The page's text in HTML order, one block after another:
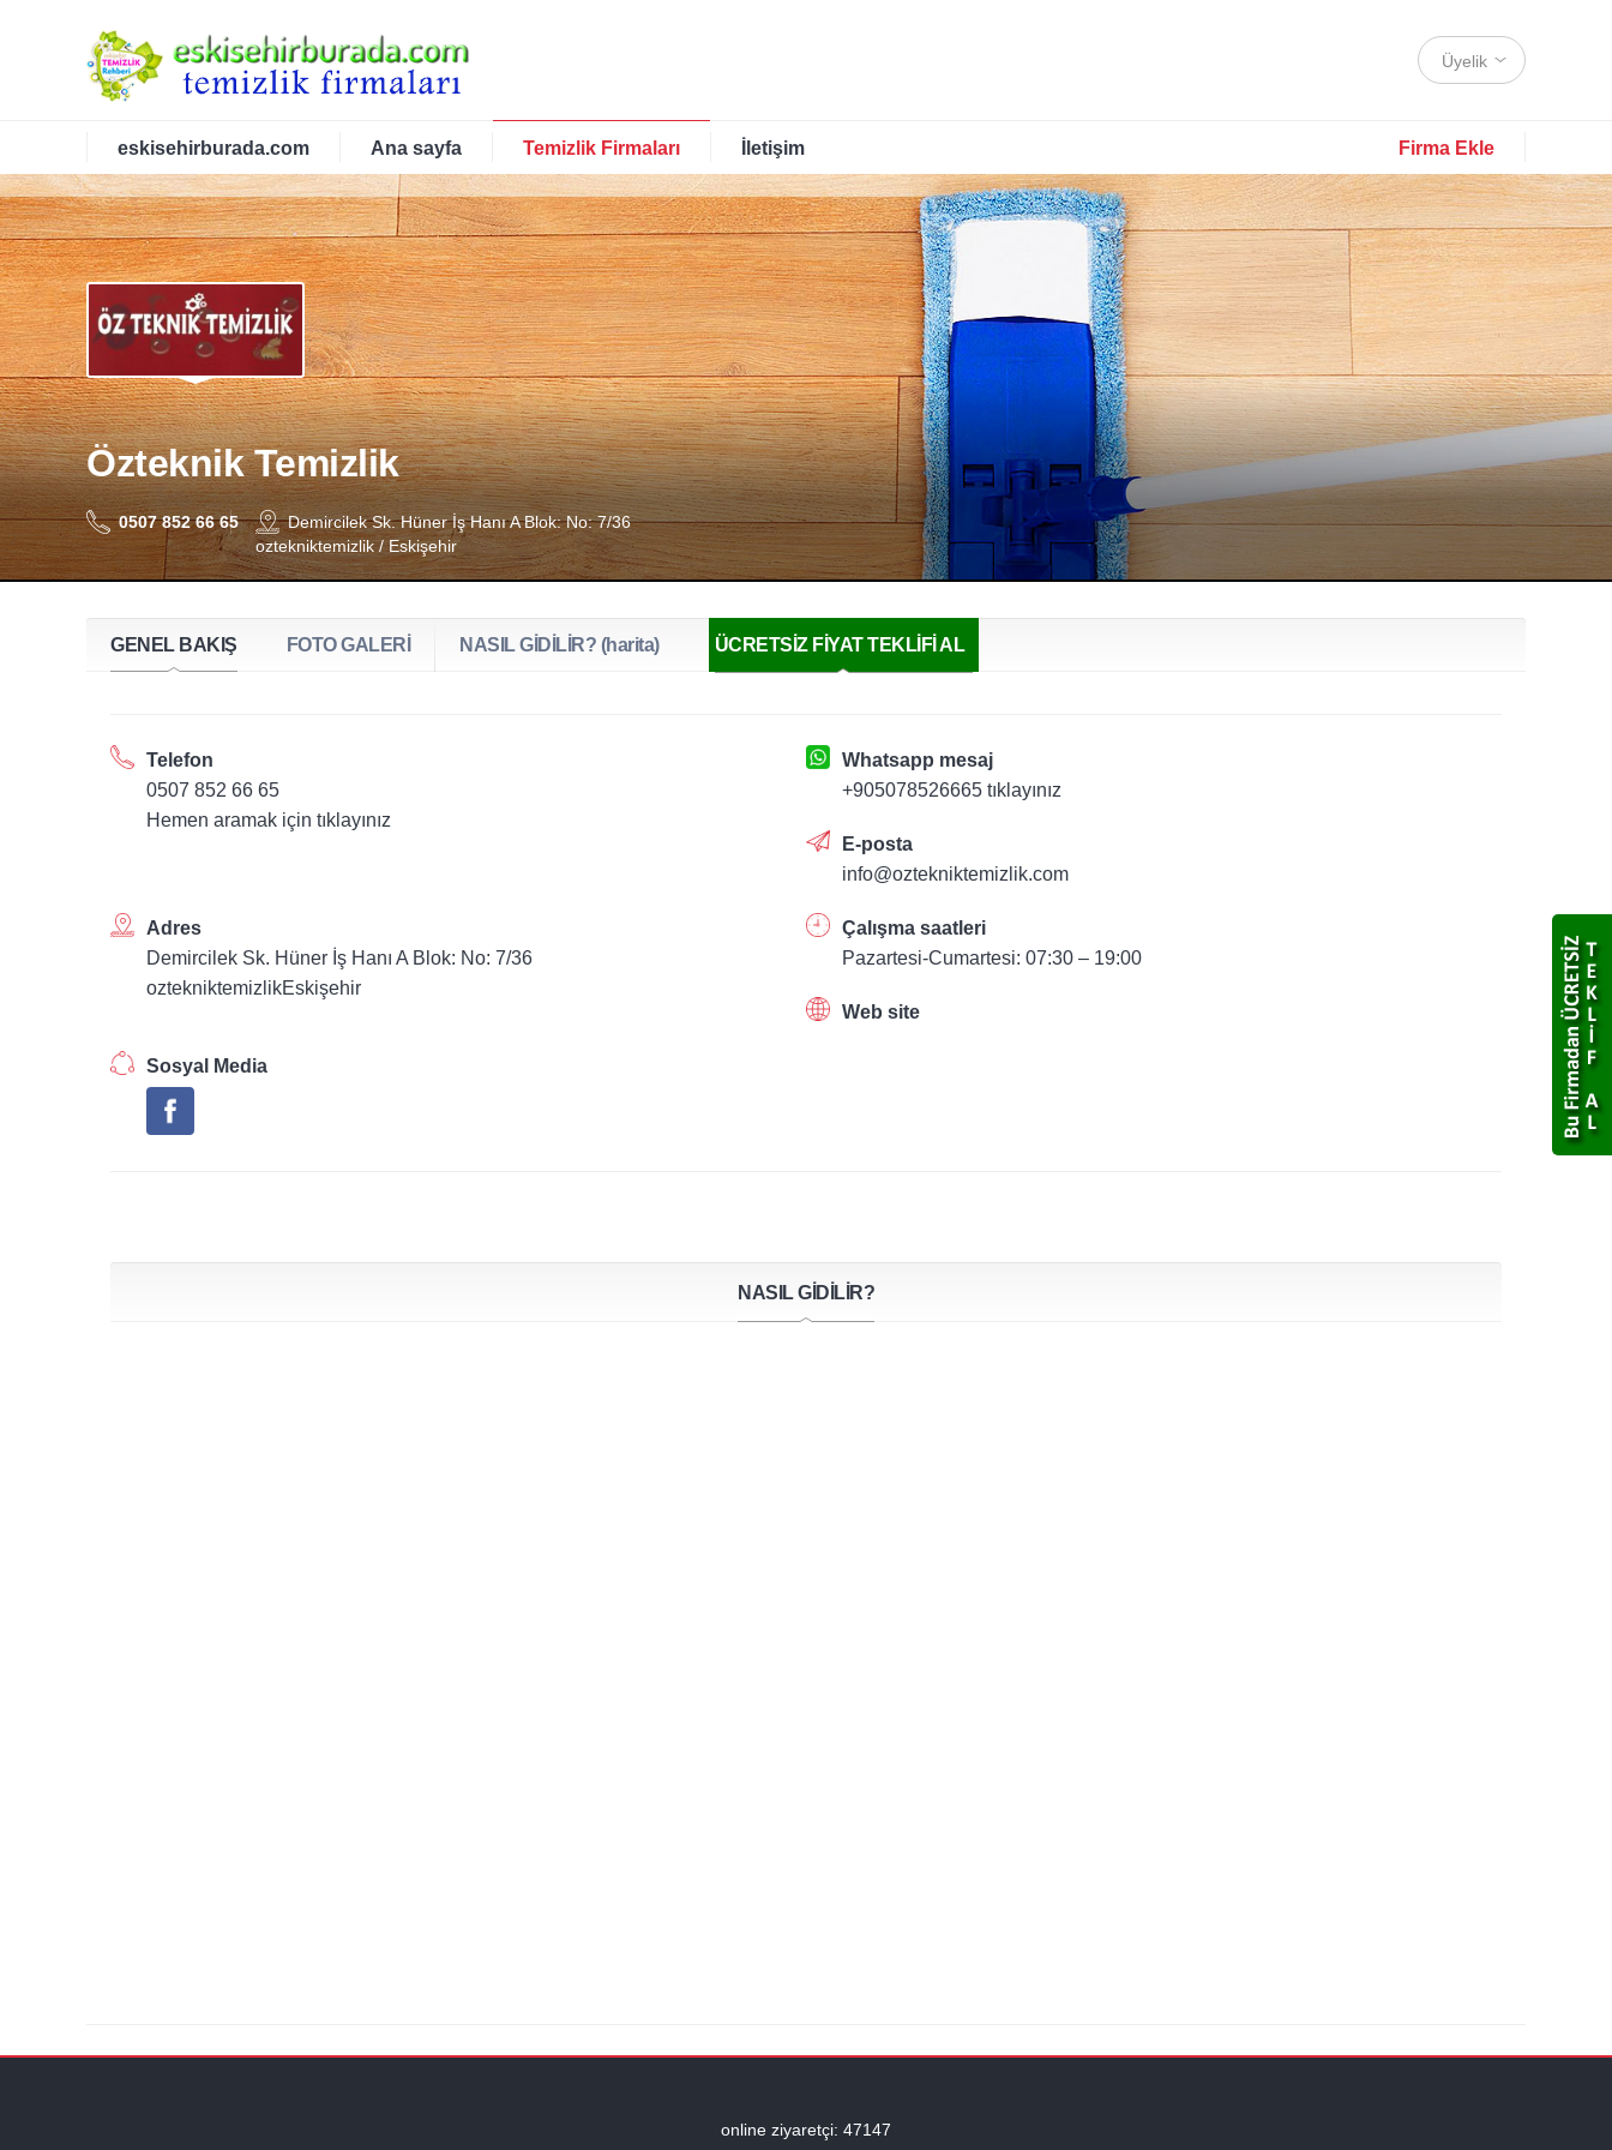
Üyelik
eskisehirburada.com Ana sayfa Temizlik Firmaları İletişim Firma Ekle
Özteknik Temizlik
0507 852 66 65
Demircilek Sk. Hüner İş Hanı A Blok: No: 7/36
oztekniktemizlik / Eskişehir
GENEL BAKIŞ FOTO GALERİ NASIL GİDİLİR? (harita) ÜCRETSİZ FİYAT TEKLİFİ AL
Telefon
0507 852 66 65
Hemen aramak için tıklayınız
Whatsapp mesaj
+905078526665 tıklayınız
E-posta
info@oztekniktemizlik.com
Adres
Demircilek Sk. Hüner İş Hanı A Blok: No: 7/36
oztekniktemizlikEskişehir
Çalışma saatleri
Pazartesi-Cumartesi: 07:30 – 19:00
Web site
Sosyal Media
NASIL GİDİLİR?
online ziyaretçi: 47147